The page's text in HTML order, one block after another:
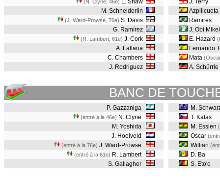
(N. Clyne, 46e) L. Shaw
M. Schneiderlin
(J. Ward-Prowse, 76e) S. Davis
G. Ramírez
(R. Lambert, 61e) J. Cork
A. Lallana
C. Chambers
J. Rodriguez
J. Terry
Azpilicueta
Ramires
J. Obi Mikel
E. Hazard
Fernando
Mata
A. Schürrle
BANC DE
P. Gazzaniga
(entré à la 46e) N. Clyne
M. Yoshida
J. Hooiveld
(entré à la 76e) J. Ward-Prowse
(entré à la 61e) R. Lambert
S. Gallagher
M.
T. Kalas
M. Essien
Oscar
Willian
D. Ba
S. Eto'o